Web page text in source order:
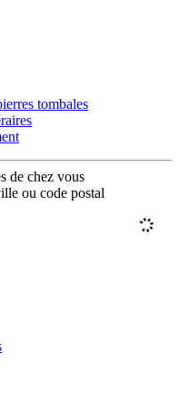
tombales
de chez vous
ou code postal